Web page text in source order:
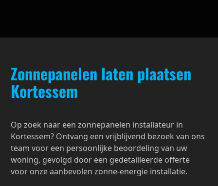
Zonnepanelen laten plaatsen
Kortessem
Op zoek naar een zonnepanelen installateur in
Kortessem? Ontvang een vrijblijvend bezoek van ons
team voor een persoonlijke beoordeling van uw
woning, gevolgd door een gedetailleerde offerte
voor onze aanbevolen zonne-energie installatie.